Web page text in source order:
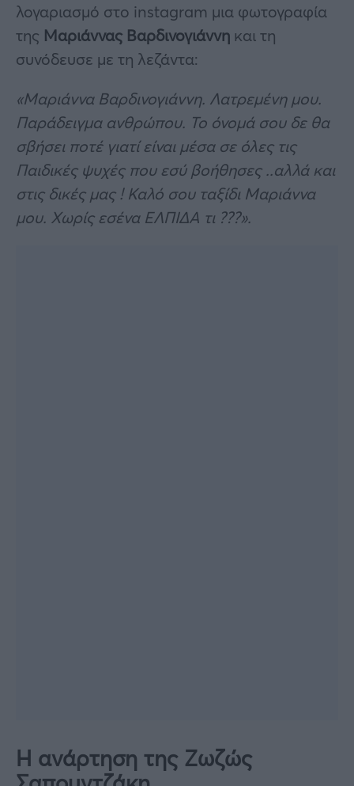
λογαριασμό στο instagram μια φωτογραφία
της Μαριάννας Βαρδινογιάννη και τη
συνόδευσε με τη λεζάντα:
«Μαριάννα Βαρδινογιάννη. Λατρεμένη μου.
Παράδειγμα ανθρώπου. Το όνομά σου δε θα
σβήσει ποτέ γιατί είναι μέσα σε όλες τις
Παιδικές ψυχές που εσύ βοήθησες ..αλλά και
στις δικές μας ! Καλό σου ταξίδι Μαριάννα
μου. Χωρίς εσένα ΕΛΠΙΔΑ τι ???».
Η ανάρτηση της Ζωζώς